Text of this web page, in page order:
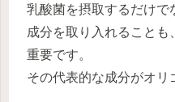
乳酸菌を摂取するだけで
成分を取り入れること
重要です。
その代表的な成分がオリ